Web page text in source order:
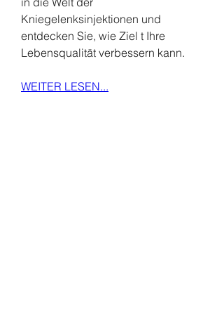
Kniegelenksinjektionen und
entdecken Sie, wie Ziel t Ihre
Lebensqualität verbessern kann.
WEITER LESEN...